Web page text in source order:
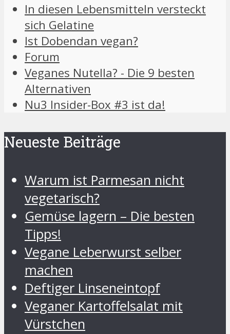
In diesen Lebensmitteln versteckt
sich Gelatine
Ist Dobendan vegan?
Forum
Veganes Nutella? - Die 9 besten
Alternativen
Nu3 Insider-Box #3 ist da!
Neueste Beiträge
Warum ist Parmesan nicht
vegetarisch?
Gemüse lagern – Die besten
Tipps!
Vegane Leberwurst selber
machen
Deftiger Linseneintopf
Veganer Kartoffelsalat mit
Vürstchen